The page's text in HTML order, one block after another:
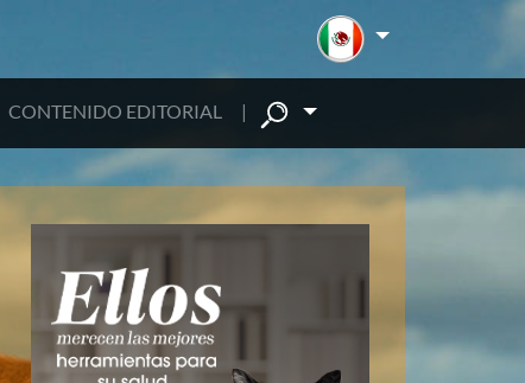
CONTENIDO EDITORIAL |